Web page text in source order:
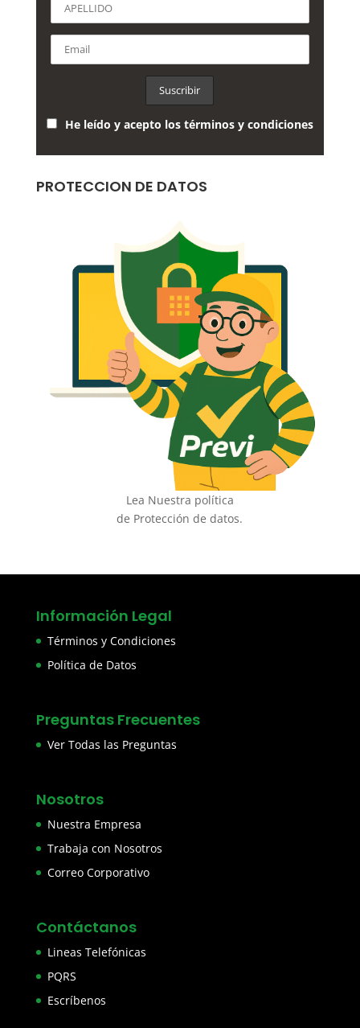
He leído y acepto los términos y condiciones
PROTECCION DE DATOS
Lea Nuestra política
de Protección de datos.
Información Legal
Términos y Condiciones
Política de Datos
Preguntas Frecuentes
Ver Todas las Preguntas
Nosotros
Nuestra Empresa
Trabaja con Nosotros
Correo Corporativo
Contáctanos
Lineas Telefónicas
PQRS
Escríbenos